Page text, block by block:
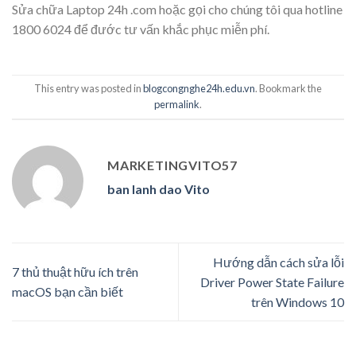
Sửa chữa Laptop 24h .com hoặc gọi cho chúng tôi qua hotline
1800 6024 để đước tư vấn khắc phục miễn phí.
This entry was posted inblogcongnghe24h.edu.vn. Bookmark the
permalink.
MARKETINGVITO57
ban lanh dao Vito
7 thủ thuật hữu ích trên
macOS bạn cần biết
Hướng dẫn cách sửa lỗi
Driver Power State Failure
trên Windows 10